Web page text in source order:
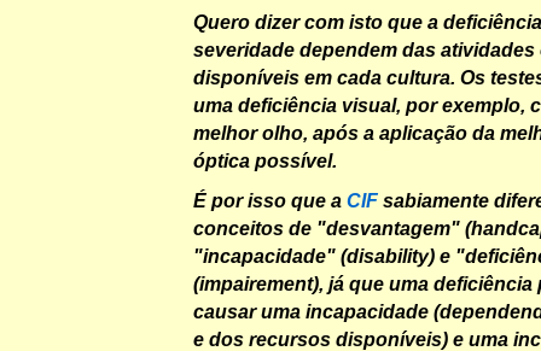
Quero dizer com isto que a
severidade dependem das
disponíveis em cada cultura. Os
uma deficiência visual, por exemplo,
melhor olho, após a aplicação da
óptica possível.
É por isso que a CIF sabiamente
conceitos de "desvantagem"
"incapacidade" (disability) e
(impairement), já que uma deficiência
causar uma incapacidade
e dos recursos disponíveis) e uma